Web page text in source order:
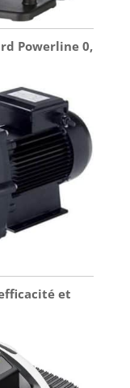
Powerline 0,
et